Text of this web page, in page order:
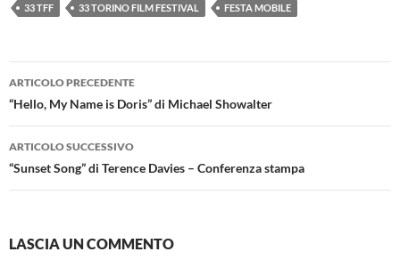
33 TFF 33 TORINO FILM FESTIVAL FESTA MOBILE
Navigazione
articolo
ARTICOLO PRECEDENTE
“Hello, My Name is Doris” di Michael Showalter
ARTICOLO SUCCESSIVO
“Sunset Song” di Terence Davies – Conferenza stampa
LASCIA UN COMMENTO